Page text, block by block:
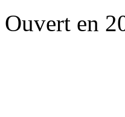
Ouvert en